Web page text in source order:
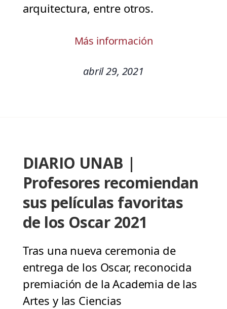
arquitectura, entre otros.
Más información
abril 29, 2021
DIARIO UNAB |
Profesores recomiendan
sus películas favoritas
de los Oscar 2021
Tras una nueva ceremonia de
entrega de los Oscar, reconocida
premiación de la Academia de las
Artes y las Ciencias